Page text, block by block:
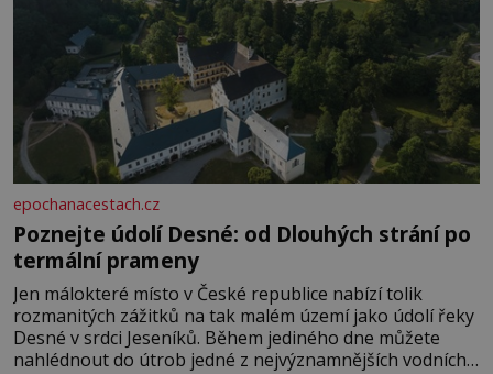
epochanacestach.cz
Poznejte údolí Desné: od Dlouhých strání po
termální prameny
Jen málokteré místo v České republice nabízí tolik
rozmanitých zážitků na tak malém území jako údolí řeky
Desné v srdci Jeseníků. Během jediného dne můžete
nahlédnout do útrob jedné z nejvýznamnějších vodních